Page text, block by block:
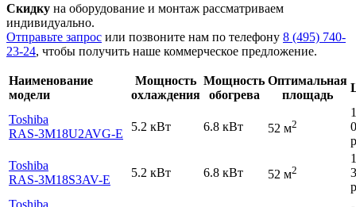
Скидку на оборудование и монтаж рассматриваем
индивидуально.
Отправьте запрос или позвоните нам по телефону 8 (495) 740-
23-24, чтобы получить наше коммерческое предложение.
Наименование
модели
Мощность
охлаждения
Мощность
обогрева
Оптимальная
площадь
Toshiba
RAS-3M18U2AVG-E
5.2 кВт 6.8 кВт 52 м2
Toshiba
RAS-3M18S3AV-E
5.2 кВт 6.8 кВт 52 м2
Toshiba